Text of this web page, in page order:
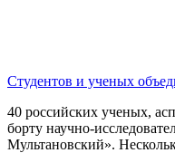
Студентов и ученых
40 российских ученых,
борту научно-
Мультановский».